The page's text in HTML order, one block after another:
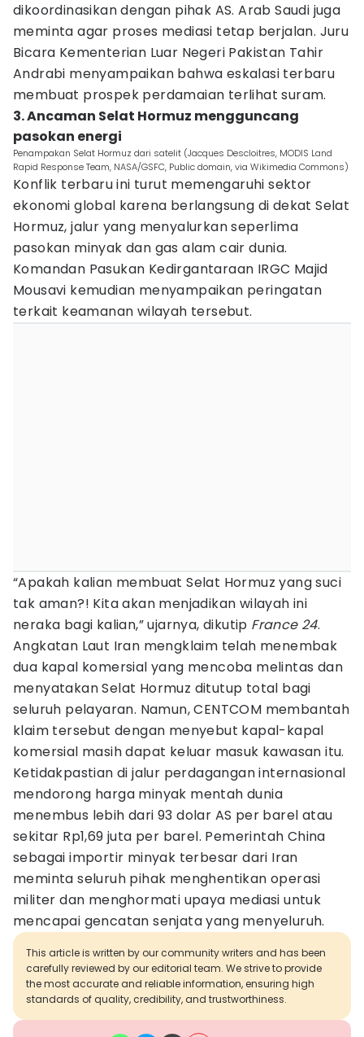
dikoordinasikan dengan pihak AS. Arab Saudi juga
meminta agar proses mediasi tetap berjalan. Juru
Bicara Kementerian Luar Negeri Pakistan Tahir
Andrabi menyampaikan bahwa eskalasi terbaru
membuat prospek perdamaian terlihat suram.
3. Ancaman Selat Hormuz mengguncang
pasokan energi
Penampakan Selat Hormuz dari satelit (Jacques Descloitres, MODIS Land
Rapid Response Team, NASA/GSFC, Public domain, via Wikimedia Commons)
Konflik terbaru ini turut memengaruhi sektor
ekonomi global karena berlangsung di dekat Selat
Hormuz, jalur yang menyalurkan seperlima
pasokan minyak dan gas alam cair dunia.
Komandan Pasukan Kedirgantaraan IRGC Majid
Mousavi kemudian menyampaikan peringatan
terkait keamanan wilayah tersebut.
“Apakah kalian membuat Selat Hormuz yang suci
tak aman?! Kita akan menjadikan wilayah ini
neraka bagi kalian,” ujarnya, dikutip France 24.
Angkatan Laut Iran mengklaim telah menembak
dua kapal komersial yang mencoba melintas dan
menyatakan Selat Hormuz ditutup total bagi
seluruh pelayaran. Namun, CENTCOM membantah
klaim tersebut dengan menyebut kapal-kapal
komersial masih dapat keluar masuk kawasan itu.
Ketidakpastian di jalur perdagangan internasional
mendorong harga minyak mentah dunia
menembus lebih dari 93 dolar AS per barel atau
sekitar Rp1,69 juta per barel. Pemerintah China
sebagai importir minyak terbesar dari Iran
meminta seluruh pihak menghentikan operasi
militer dan menghormati upaya mediasi untuk
mencapai gencatan senjata yang menyeluruh.
This article is written by our community writers and has been
carefully reviewed by our editorial team. We strive to provide
the most accurate and reliable information, ensuring high
standards of quality, credibility, and trustworthiness.